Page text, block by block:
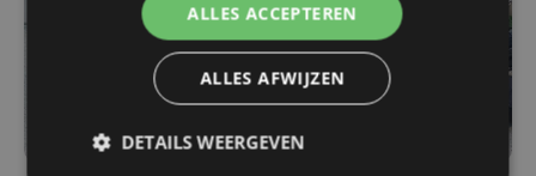
ALLES ACCEPTEREN
ALLES AFWIJZEN
DETAILS WEERGEVEN